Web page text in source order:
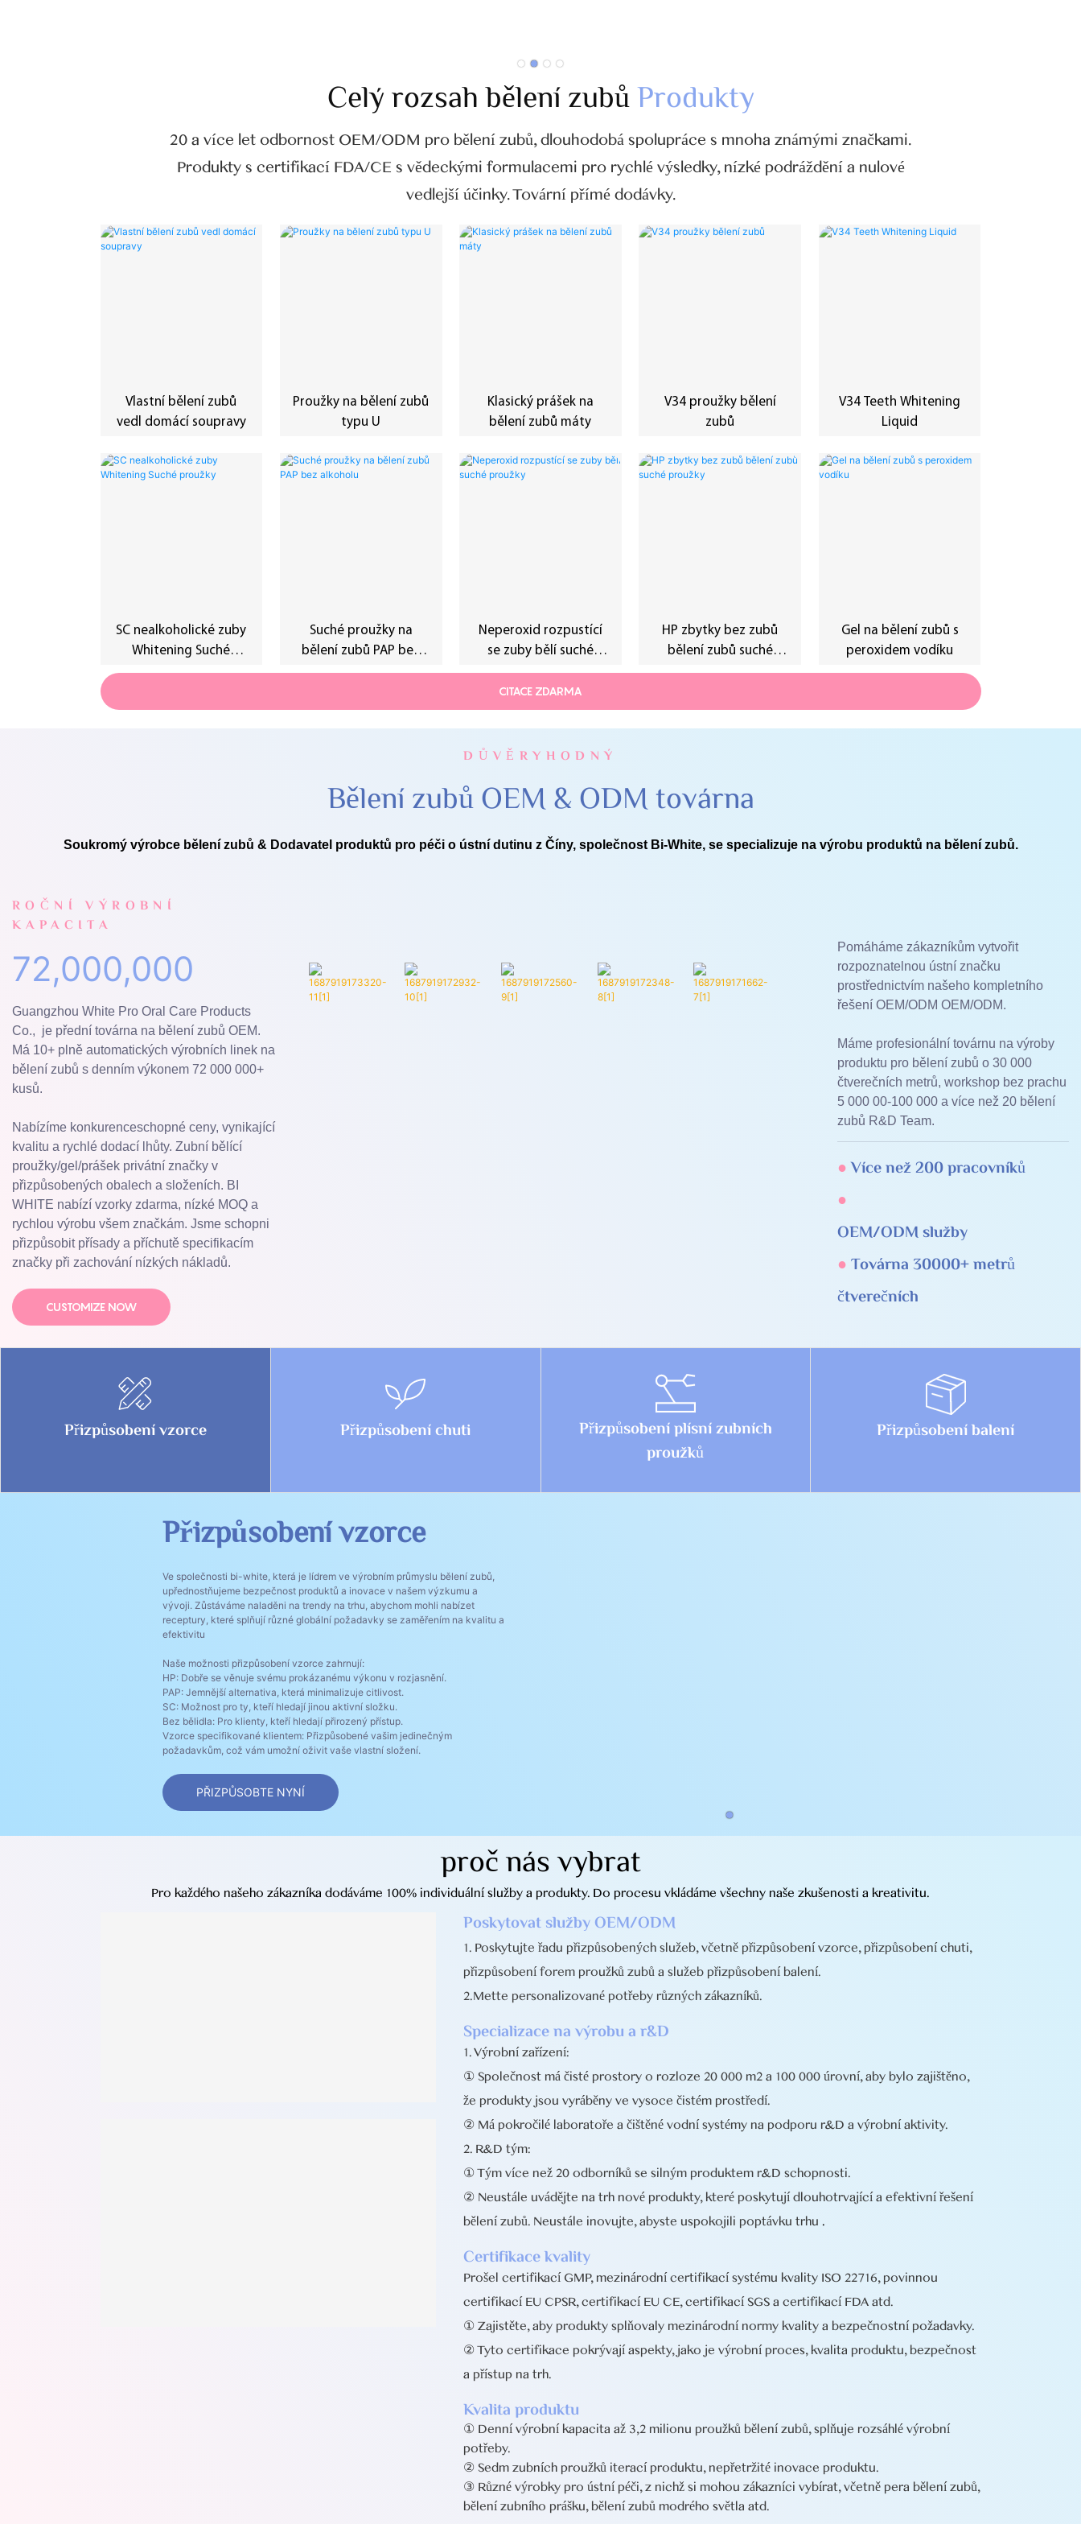
Celý rozsah bělení zubůProdukty
20 a více let odbornost OEM/ODM pro bělení zubů, dlouhodobá spolupráce s mnoha známými značkami.
Produkty s certifikací FDA/CE s vědeckými formulacemi pro rychlé výsledky, nízké podráždění a nulové
vedlejší účinky. Tovární přímé dodávky.
Vlastní bělení zubů
vedl domácí soupravy
Proužky na bělení zubů
typu U
Klasický prášek na
bělení zubů máty
V34 proužky bělení
zubů
V34 Teeth Whitening
Liquid
SC nealkoholické zuby
Whitening Suché
proužky
Suché proužky na
bělení zubů PAP bez
alkoholu
Neperoxid rozpustící
se zuby bělí suché
proužky
HP zbytky bez zubů
bělení zubů suché
proužky
Gel na bělení zubů s
peroxidem vodíku
CITACE ZDARMA
DŮVĚRYHODNÝ
Bělení zubů OEM & ODM továrna
Soukromý výrobce bělení zubů & Dodavatel produktů pro péči o ústní dutinu z Číny, společnost Bi-White, se specializuje na výrobu produktů na bělení zubů.
ROČNÍ VÝROBNÍ
KAPACITA
72,000,000
Guangzhou White Pro Oral Care Products
Co., je přední továrna na bělení zubů OEM.
Má 10+ plně automatických výrobních linek na
bělení zubů s denním výkonem 72 000 000+
kusů.
Nabízíme konkurenceschopné ceny, vynikající
kvalitu a rychlé dodací lhůty. Zubní bělící
proužky/gel/prášek privátní značky v
přizpůsobených obalech a složeních. BI
WHITE nabízí vzorky zdarma, nízké MOQ a
rychlou výrobu všem značkám. Jsme schopni
přizpůsobit přísady a příchutě specifikacím
značky při zachování nízkých nákladů.
CUSTOMIZE NOW
Pomáháme zákazníkům vytvořit
rozpoznatelnou ústní značku
prostřednictvím našeho kompletního
řešení OEM/ODM OEM/ODM.
Máme profesionální továrnu na výroby
produktu pro bělení zubů o 30 000
čtverečních metrů, workshop bez prachu
5 000 00-100 000 a více než 20 bělení
zubů R&D Team.
●Více než 200 pracovníků
●
OEM/ODM služby
●Továrna 30000+ metrů
čtverečních
Přizpůsobení vzorce Přizpůsobení chuti
Přizpůsobení plísní zubních
proužků
Přizpůsobení balení
Přizpůsobení vzorce
Ve společnosti bi-white, která je lídrem ve výrobním průmyslu bělení zubů,
upřednostňujeme bezpečnost produktů a inovace v našem výzkumu a
vývoji. Zůstáváme naladěni na trendy na trhu, abychom mohli nabízet
receptury, které splňují různé globální požadavky se zaměřením na kvalitu a
efektivitu
Naše možnosti přizpůsobení vzorce zahrnují:
HP: Dobře se věnuje svému prokázanému výkonu v rozjasnění.
PAP: Jemnější alternativa, která minimalizuje citlivost.
SC: Možnost pro ty, kteří hledají jinou aktivní složku.
Bez bělidla: Pro klienty, kteří hledají přirozený přístup.
Vzorce specifikované klientem: Přizpůsobené vašim jedinečným
požadavkům, což vám umožní oživit vaše vlastní složení.
PŘIZPŮSOBTE NYNÍ
proč nás vybrat
Pro každého našeho zákazníka dodáváme 100% individuální služby a produkty. Do procesu vkládáme všechny naše zkušenosti a kreativitu.
Poskytovat služby OEM/ODM
1. Poskytujte řadu přizpůsobených služeb, včetně přizpůsobení vzorce, přizpůsobení chuti,
přizpůsobení forem proužků zubů a služeb přizpůsobení balení.
2.Mette personalizované potřeby různých zákazníků.
Specializace na výrobu a r&D
1. Výrobní zařízení:
① Společnost má čisté prostory o rozloze 20 000 m2 a 100 000 úrovní, aby bylo zajištěno,
že produkty jsou vyráběny ve vysoce čistém prostředí.
② Má pokročilé laboratoře a čištěné vodní systémy na podporu r&D a výrobní aktivity.
2. R&D tým:
① Tým více než 20 odborníků se silným produktem r&D schopnosti.
② Neustále uvádějte na trh nové produkty, které poskytují dlouhotrvající a efektivní řešení
bělení zubů. Neustále inovujte, abyste uspokojili poptávku trhu .
Certifikace kvality
Prošel certifikací GMP, mezinárodní certifikací systému kvality ISO 22716, povinnou
certifikací EU CPSR, certifikací EU CE, certifikací SGS a certifikací FDA atd.
① Zajistěte, aby produkty splňovaly mezinárodní normy kvality a bezpečnostní požadavky.
② Tyto certifikace pokrývají aspekty, jako je výrobní proces, kvalita produktu, bezpečnost
a přístup na trh.
Kvalita produktu
① Denní výrobní kapacita až 3,2 milionu proužků bělení zubů, splňuje rozsáhlé výrobní
potřeby.
② Sedm zubních proužků iterací produktu, nepřetržité inovace produktu.
③ Různé výrobky pro ústní péči, z nichž si mohou zákazníci vybírat,včetně pera bělení zubů,
bělení zubního prášku, bělení zubů modrého světla atd.